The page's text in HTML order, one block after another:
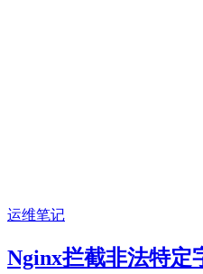
运维笔记
Nginx拦截非法特定